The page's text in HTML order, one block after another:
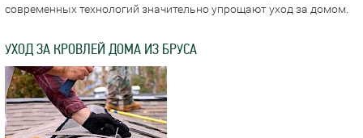
современных технологий значительно упрощают уход за домом.
УХОД ЗА КРОВЛЕЙ ДОМА ИЗ БРУСА